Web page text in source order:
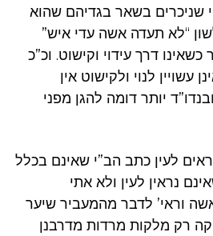
שניכרים בשאר בגדיהם שהוא
“לא תעדה אשה עדי איש”
דרך עידוי וקישוט. וכ”כ
עשויין לנוי ולקישוט אין
יותר דומה להגן מפני
לעין כתב הב”י שאינם בכלל
נראין לעין ולא אתי
וראי’ לדבר מהמעביר שיער
רק מלקות מרדות מדרבנן